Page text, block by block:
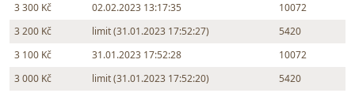
3 300 Kč
02.02.2023 13:17:35
10072
3 200 Kč
limit (31.01.2023 17:52:27)
5420
3 100 Kč
31.01.2023 17:52:28
10072
3 000 Kč
limit (31.01.2023 17:52:20)
5420